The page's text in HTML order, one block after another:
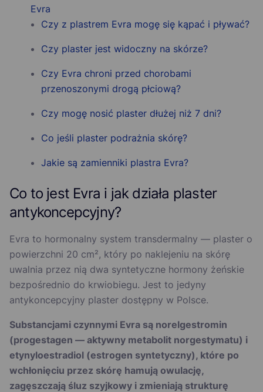
Evra
Czy z plastrem Evra mogę się kąpać i pływać?
Czy plaster jest widoczny na skórze?
Czy Evra chroni przed chorobami
przenoszonymi drogą płciową?
Czy mogę nosić plaster dłużej niż 7 dni?
Co jeśli plaster podrażnia skórę?
Jakie są zamienniki plastra Evra?
Co to jest Evra i jak działa plaster
antykoncepcyjny?
Evra to hormonalny system transdermalny — plaster o
powierzchni 20 cm², który po naklejeniu na skórę
uwalnia przez nią dwa syntetyczne hormony żeńskie
bezpośrednio do krwiobiegu. Jest to jedyny
antykoncepcyjny plaster dostępny w Polsce.
Substancjami czynnymi Evra są norelgestromin
(progestagen — aktywny metabolit norgestymatu) i
etynyloestradiol (estrogen syntetyczny), które po
wchłonięciu przez skórę hamują owulację,
zagęszczają śluz szyjkowy i zmieniają strukturę